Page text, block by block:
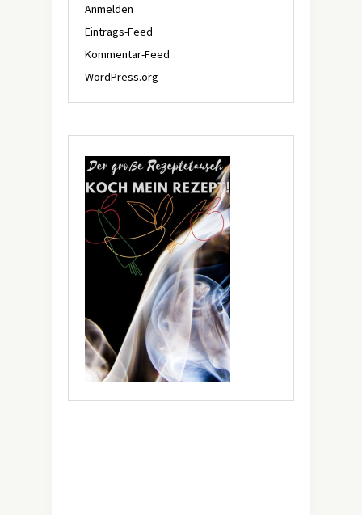
Anmelden
Eintrags-Feed
Kommentar-Feed
WordPress.org